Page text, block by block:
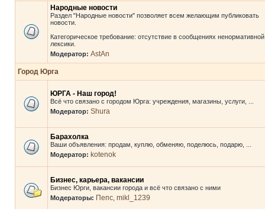
Народные новости
Раздел "Народные новости" позволяет всем желающим публиковать
новости.
Категорическое требование: отсутствие в сообщениях ненормативной
лексики.
Модератор: AstAn
Город Юрга
ЮРГА - Наш город!
Всё что связано с городом Юрга: учреждения, магазины, услуги, ...
Модератор: Shura
Барахолка
Ваши объявления: продам, куплю, обменяю, поделюсь, подарю, ...
Модератор: kotenok
Бизнес, карьера, вакансии
Бизнес Юрги, вакансии города и всё что связано с ними
Модераторы: Пепс mikl_1239